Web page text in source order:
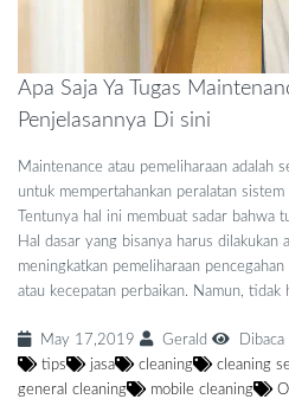
Apa Saja Ya Tugas
Penjelasannya Di sini
Maintenance atau pemeliharaan adalah
untuk mempertahankan peralatan
Tentunya hal ini membuat sadar bahwa
Hal dasar yang bisanya harus dilakukan
meningkatkan pemeliharaan
atau kecepatan perbaikan. Namun, tidak
May 17,2019 Gerald
tips
jasa cleaning cleaning
general cleaning
mobile cleaning